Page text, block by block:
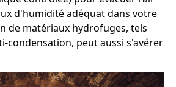
d'humidité adéquat dans votre
de matériaux hydrofuges, tels
condensation, peut aussi s'avérer